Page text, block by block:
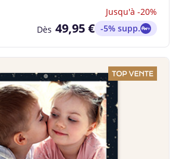
Jusqu'à -20%
Dès 49,95 € -5% supp.